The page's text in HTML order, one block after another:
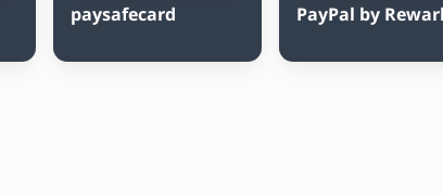
paysafecard PayPal by